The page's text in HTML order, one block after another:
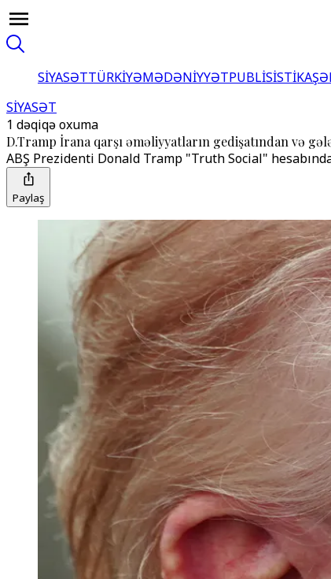
SİYASƏTTÜRKİYƏMƏDƏNİYYƏTPUBLİSİSTİKA
SİYASƏT
1 dəqiqə oxuma
D.Tramp İrana qarşı əməliyyatların gedişatından və
ABŞ Prezidenti Donald Tramp "Truth Social"
Paylaş